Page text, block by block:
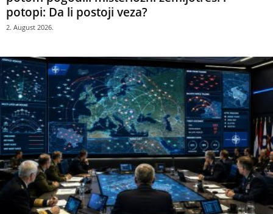
potopi: Da li postoji veza?
2. August 2026.